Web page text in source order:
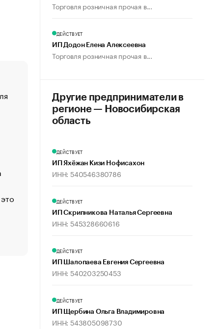
«От спорта тело стареет иначе». Как живет глава
создавшей GTA
«Деньги будут не нужны»: что рассказал Маск в
Функции менеджмента: пять ключевых основ
управления
ЕС разрешил конфискацию российской нефти —
Стресс обеспеченных людей: почему рост доходов
Что обвинения против Павла Дурова значат для
Торговля розничная прочая в...
ДЕЙСТВУЕТ
ИП Додон Елена Алексеевна
Торговля розничная прочая в...
Другие предприниматели в
регионе — Новосибирская
область
ДЕЙСТВУЕТ
ИП Яхёжан Кизи Нофисахон
ИНН: 540546380786
ДЕЙСТВУЕТ
ИП Скрипникова Наталья Сергеевна
ИНН: 545328660616
ДЕЙСТВУЕТ
ИП Шалопаева Евгения Сергеевна
ИНН: 540203250453
ДЕЙСТВУЕТ
ИП Щербина Ольга Владимировна
ИНН: 543805098730